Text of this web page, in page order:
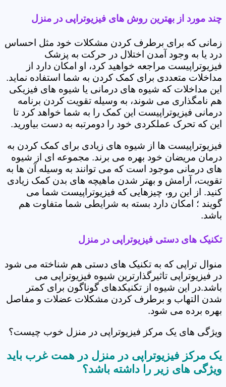
چند مورد از بهترین روش های فیزیوتراپی در منزل
زمانی که برای برطرف کردن مشکلات خود مثل احساس
درد یا به وجود آمدن اختلال در حرکت به پزشک
فیزیوتراپیست مراجعه خواهید کرد، او امکان دارد از
مداخلات متعددی برای کمک کردن به شما استفاده نماید.
این مداخلات که شیوه های درمانی یا شیوه های فیزیکی
هم نامگذاری می شوند، به وسیله تقویت کردن برنامه
درمانی فیزیوتراپیست این کمک را به شما خواهد کرد تا
این که تحرک عملکردی خود را دومرتبه به دست بیاورید.
فیزیوتراپیست ها از شیوه های زیادی برای کمک کردن به
درمان مریضان خود بهره می برند. مجموعه ای از شیوه
های درمانی موجود است که می توانند به وسیله آن ها به
تقویت، آرامش و بهتر شدن ماهیچه های بدن کمک زیادی
کنید. از این رو، چیزهایی که فیزیوتراپیست شما می
گویند ؛ امکان دارد بسته به شرایطی شما متفاوت هم
باشد.
تکنیک های دستی فیزیوتراپی در منزل
منوال تراپی که به تکنیک های دستی هم شناخته می شود
در فیزیوتراپی تاثیرگذارترین شیوه فیزیوتراپی می
باشد.در این شیوه از تکنیکدهای گوناگون برای کمتر
شدن التهاب و برطرف کردن مشکلات عضلات و مفاصل
بهره برده می شود.
ویژگی های یک مرکز فیزیوتراپی در منزل خوب چیست؟
یک مرکز فیزیوتراپی در منزل در همت غرب باید
ویژگی های زیر را داشته باشد؟